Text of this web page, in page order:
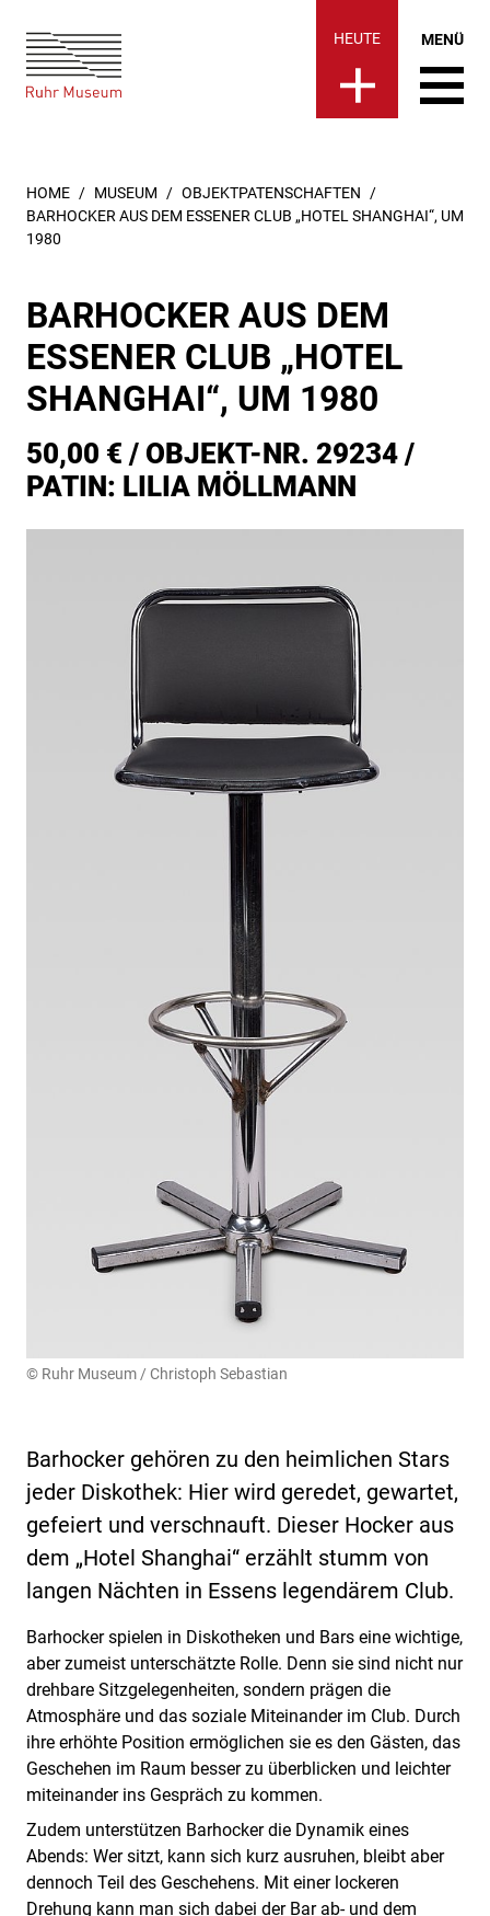
HEUTE MENÜ
SIE SIND HIER:
HOME MUSEUM
OBJEKTPATENSCHAFTEN
BARHOCKER AUS DEM ESSENER CLUB „HOTEL SHANGHAI“, UM
1980
BARHOCKER AUS DEM
ESSENER CLUB „HOTEL
SHANGHAI“, UM 1980
50,00 € / OBJEKT-NR. 29234 /
PATIN: LILIA MÖLLMANN
© Ruhr Museum / Christoph Sebastian
Barhocker gehören zu den heimlichen Stars
jeder Diskothek: Hier wird geredet, gewartet,
gefeiert und verschnauft. Dieser Hocker aus
dem „Hotel Shanghai“ erzählt stumm von
langen Nächten in Essens legendärem Club.
Barhocker spielen in Diskotheken und Bars eine wichtige,
aber zumeist unterschätzte Rolle. Denn sie sind nicht nur
drehbare Sitzgelegenheiten, sondern prägen die
Atmosphäre und das soziale Miteinander im Club. Durch
ihre erhöhte Position ermöglichen sie es den Gästen, das
Geschehen im Raum besser zu überblicken und leichter
miteinander ins Gespräch zu kommen.
Zudem unterstützen Barhocker die Dynamik eines
Abends: Wer sitzt, kann sich kurz ausruhen, bleibt aber
dennoch Teil des Geschehens. Mit einer lockeren
Drehung kann man sich dabei der Bar ab- und dem